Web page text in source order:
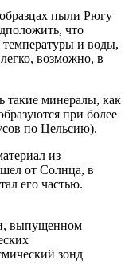
пыли Рюгу
что
температуры и воды,
легко, возможно, в
такие минералы, как
при более
по Цельсию).
из
от Солнца, в
его частью.
выпущенном
зонд